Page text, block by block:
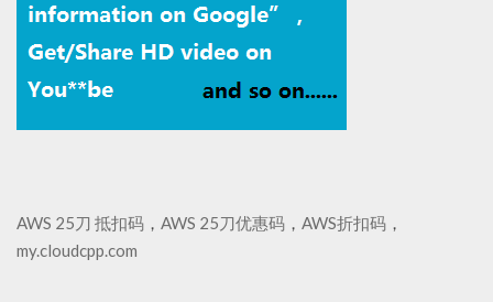
AWS 25刀 抵扣码 ， AWS 25刀优惠码 ， AWS折扣码 ，
my.cloudcpp.com